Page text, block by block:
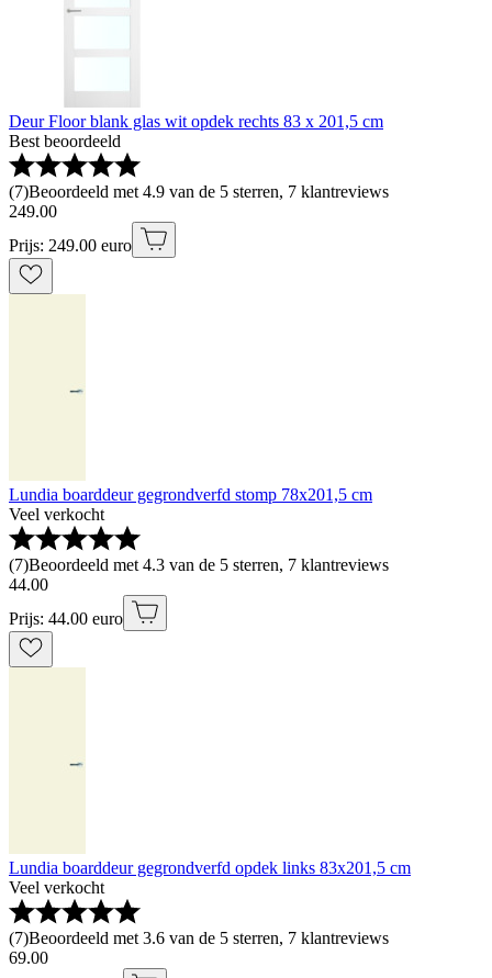
Deur Floor blank glas wit opdek rechts 83 x 201,5 cm
Best beoordeeld
(7)Beoordeeld met 4.9 van de 5 sterren, 7 klantreviews
249.00
Prijs: 249.00 euro
Lundia boarddeur gegrondverfd stomp 78x201,5 cm
Veel verkocht
(7)Beoordeeld met 4.3 van de 5 sterren, 7 klantreviews
44.00
Prijs: 44.00 euro
Lundia boarddeur gegrondverfd opdek links 83x201,5 cm
Veel verkocht
(7)Beoordeeld met 3.6 van de 5 sterren, 7 klantreviews
69.00